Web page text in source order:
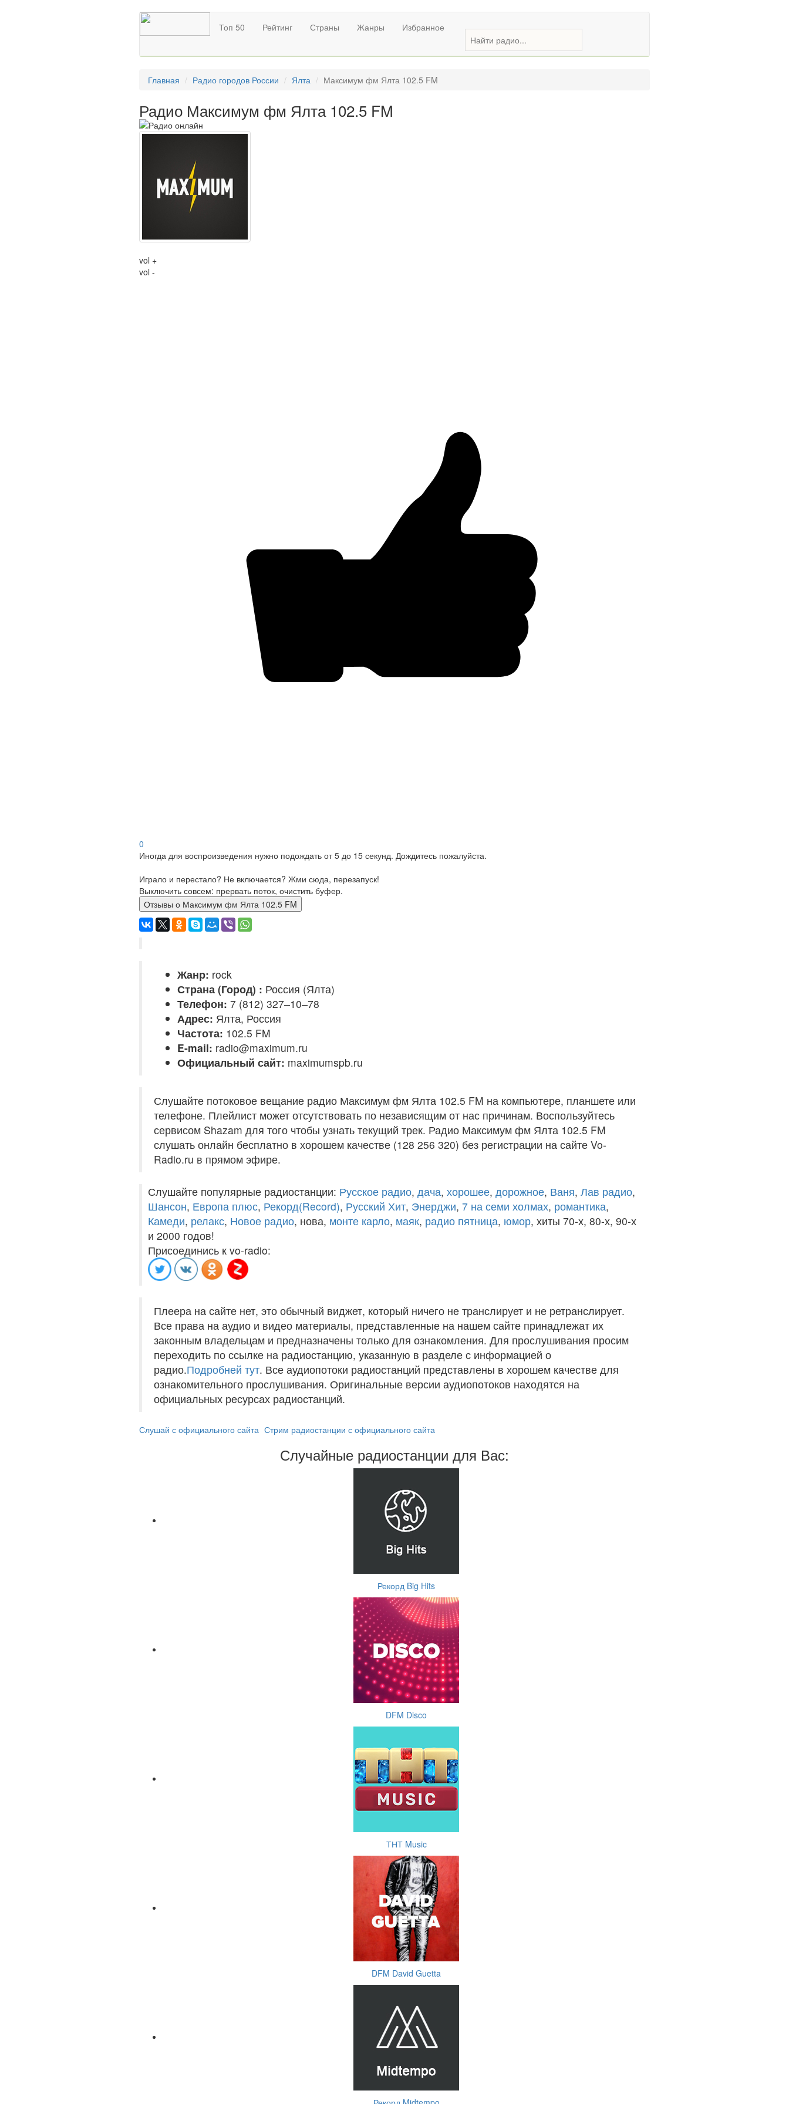
Топ 50 Рейтинг Страны Жанры Избранное
Главная Радио городов России Ялта Максимум фм Ялта 102.5 FM
Радио Максимум фм Ялта 102.5 FM
vol +
vol -
0
Иногда для воспроизведения нужно подождать от 5 до 15 секунд. Дождитесь пожалуйста.
Играло и перестало? Не включается? Жми сюда, перезапуск!
Выключить совсем: прервать поток, очистить буфер.
Отзывы о Максимум фм Ялта 102.5 FM
Жанр: rock
Страна (Город) : Россия (Ялта)
Телефон: 7 (812) 327‒10‒78
Адрес: Ялта, Россия
Частота: 102.5 FM
E-mail: radio@maximum.ru
Официальный сайт: maximumspb.ru
Слушайте потоковое вещание радио Максимум фм Ялта 102.5 FM на компьютере, планшете или
телефоне. Плейлист может отсутствовать по независящим от нас причинам. Воспользуйтесь
сервисом Shazam для того чтобы узнать текущий трек. Радио Максимум фм Ялта 102.5 FM
слушать онлайн бесплатно в хорошем качестве (128 256 320) без регистрации на сайте Vo-
Radio.ru в прямом эфире.
Слушайте популярные радиостанции: Русское радио, дача, хорошее, дорожное, Ваня, Лав радио,
Шансон, Европа плюс, Рекорд(Record), Русский Хит, Энерджи, 7 на семи холмах, романтика,
Камеди, релакс, Новое радио, нова, монте карло, маяк, радио пятница, юмор, хиты 70-х, 80-х, 90-х
и 2000 годов!
Присоединись к vo-radio:
Плеера на сайте нет, это обычный виджет, который ничего не транслирует и не ретранслирует.
Все права на аудио и видео материалы, представленные на нашем сайте принадлежат их
законным владельцам и предназначены только для ознакомления. Для прослушивания просим
переходить по ссылке на радиостанцию, указанную в разделе с информацией о
радио.Подробней тут. Все аудиопотоки радиостанций представлены в хорошем качестве для
ознакомительного прослушивания. Оригинальные версии аудиопотоков находятся на
официальных ресурсах радиостанций.
Слушай с официального сайта Стрим радиостанции с официального сайта
Случайные радиостанции для Вас:
Рекорд Big Hits
DFM Disco
ТНТ Music
DFM David Guetta